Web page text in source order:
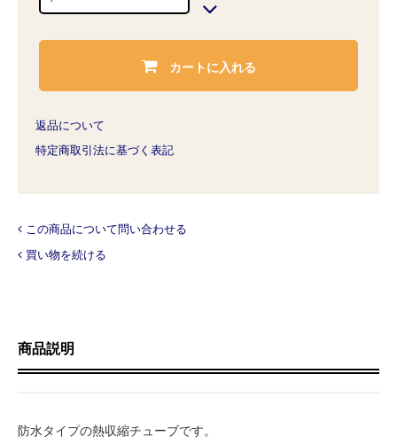
カートに入れる
返品について
特定商取引法に基づく表記
この商品について問い合わせる
買い物を続ける
商品説明
防水タイプの熱収縮チューブです。